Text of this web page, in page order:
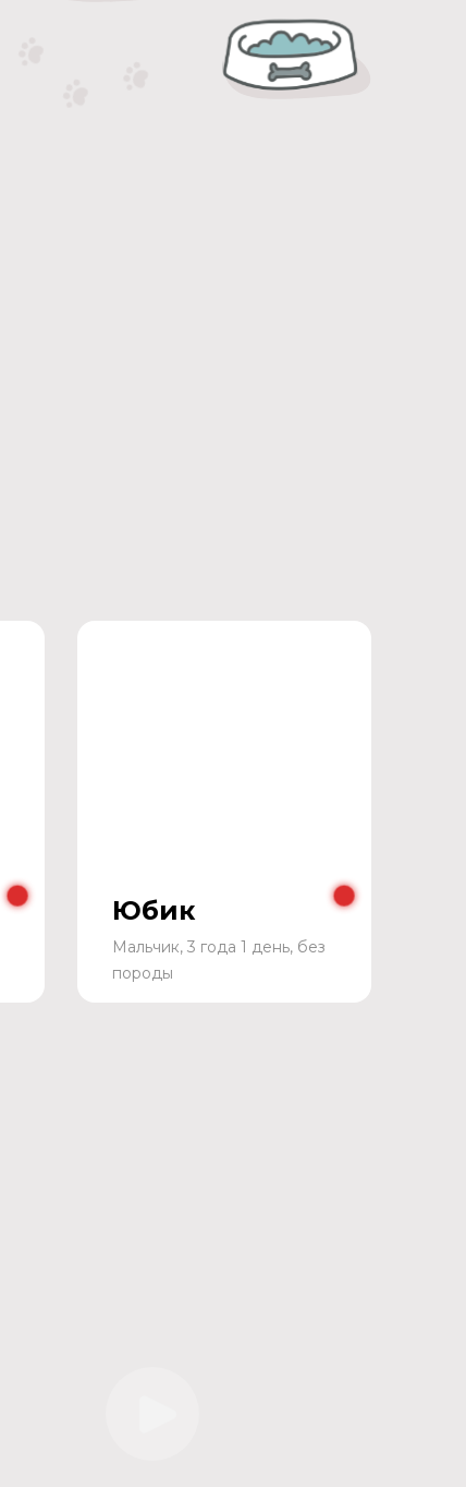
Юбик
Мальчик, 3 года 1 день, без
породы